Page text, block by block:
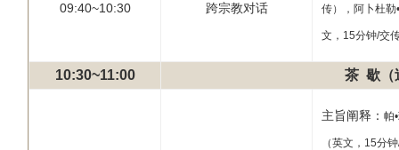
09:40~10:30 跨宗教对话 传），阿卜杜勒
文，15分钟/交
10:30~11:00 茶 歇（
主旨阐释： 帕
（英文，15分